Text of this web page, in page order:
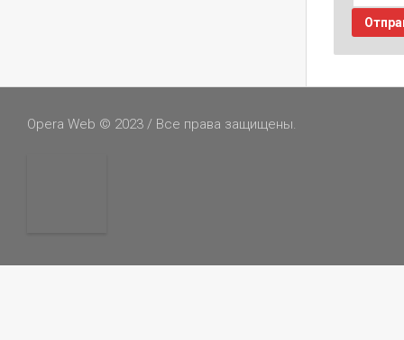
Opera Web © 2023 / Все права защищены.